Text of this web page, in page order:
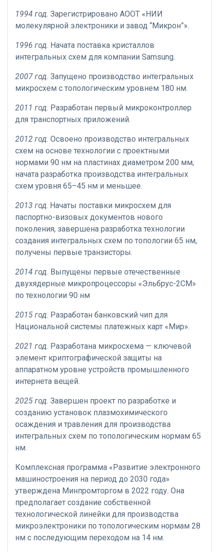
1994 год. Зарегистрировано АООТ «НИИ
молекулярной электроники и завод “Микрон”».
1996 год. Начата поставка кристаллов
интегральных схем для компании Samsung.
2007 год. Запущено производство интегральных
микросхем с топологическим уровнем 180 нм.
2011 год. Разработан первый микроконтроллер
для транспортных приложений.
2012 год. Освоено производство интегральных
схем на основе технологии с проектными
нормами 90 нм на пластинах диаметром 200 мм,
начата разработка производства интегральных
схем уровня 65–45 нм и меньшее.
2013 год. Начаты поставки микросхем для
паспортно-визовых документов нового
поколения, завершена разработка технологии
создания интегральных схем по топологии 65 нм,
получены первые транзисторы.
2014 год. Выпущены первые отечественные
двухядерные микропроцессоры «Эльбрус-2СМ»
по технологии 90 нм
2015 год. Разработан банковский чип для
Национальной системы платежных карт «Мир».
2021 год. Разработана микросхема — ключевой
элемент криптографической защиты на
аппаратном уровне устройств промышленного
интернета вещей.
2025 год. Завершен проект по разработке и
созданию установок плазмохимического
осаждения и травления для производства
интегральных схем по топологическим нормам 65
нм.
Комплексная программа «Развитие электронного
машиностроения на период до 2030 года»
утверждена Минпромторгом в 2022 году. Она
предполагает создание собственной
технологической линейки для производства
микроэлектроники по топологическим нормам 28
нм с последующим переходом на 14 нм.